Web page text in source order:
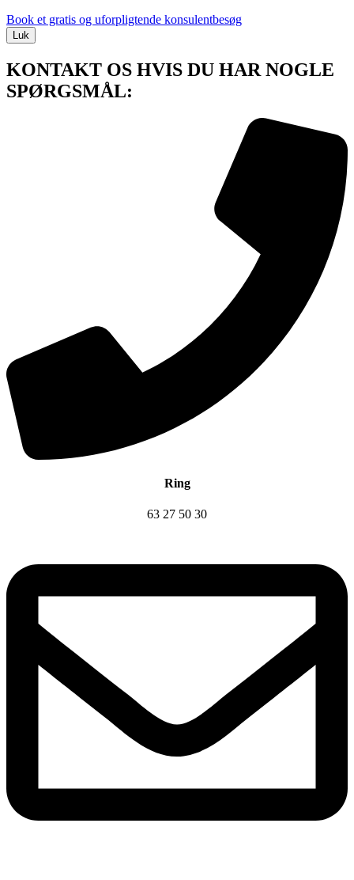
Book et gratis og uforpligtende konsulentbesøg
Luk
KONTAKT OS HVIS DU HAR NOGLE
SPØRGSMÅL:
Ring
63 27 50 30